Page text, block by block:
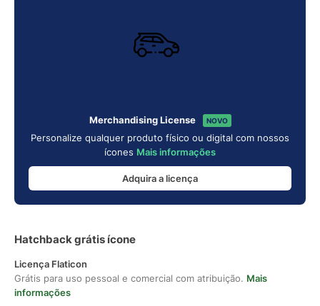
Merchandising License NOVO
Personalize qualquer produto físico ou digital com nossos
ícones Mais informações
Adquira a licença
Hatchback grátis ícone
Licença Flaticon
Grátis para uso pessoal e comercial com atribuição. Mais
informações